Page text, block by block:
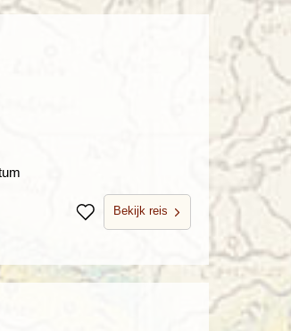
BewarenBekijk reis